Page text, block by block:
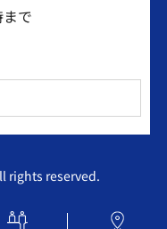
で
rights reserved.